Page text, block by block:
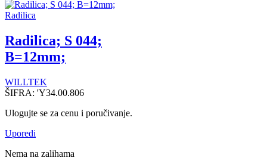
Radilica
Radilica; S 044;
B=12mm;
WILLTEK
ŠIFRA: 'Y34.00.806
Ulogujte se za cenu i poručivanje.
Uporedi
Nema na zalihama